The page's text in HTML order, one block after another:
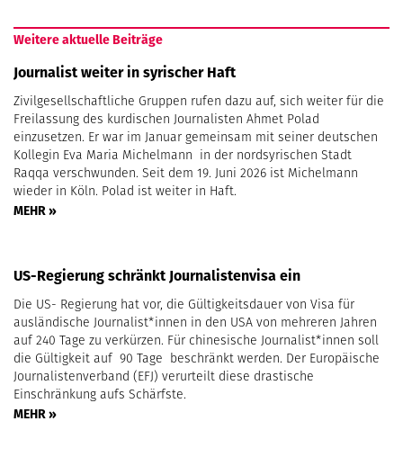
Weitere aktuelle Beiträge
Journalist weiter in syrischer Haft
Zivilgesellschaftliche Gruppen rufen dazu auf, sich weiter für die
Freilassung des kurdischen Journalisten Ahmet Polad
einzusetzen. Er war im Januar gemeinsam mit seiner deutschen
Kollegin Eva Maria Michelmann in der nordsyrischen Stadt
Raqqa verschwunden. Seit dem 19. Juni 2026 ist Michelmann
wieder in Köln. Polad ist weiter in Haft.
MEHR »
US-Regierung schränkt Journalistenvisa ein
Die US- Regierung hat vor, die Gültigkeitsdauer von Visa für
ausländische Journalist*innen in den USA von mehreren Jahren
auf 240 Tage zu verkürzen. Für chinesische Journalist*innen soll
die Gültigkeit auf 90 Tage beschränkt werden. Der Europäische
Journalistenverband (EFJ) verurteilt diese drastische
Einschränkung aufs Schärfste.
MEHR »